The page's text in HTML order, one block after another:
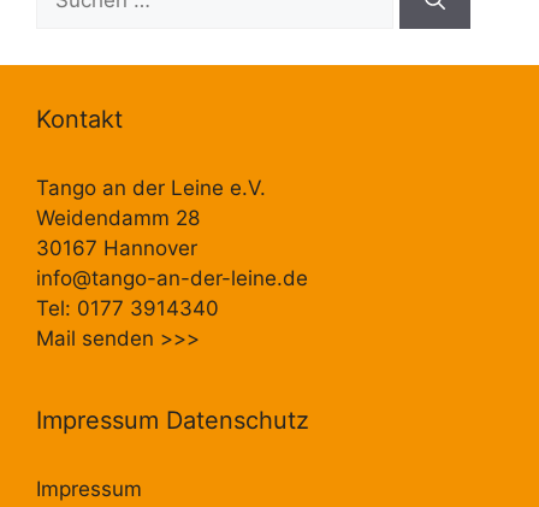
nach:
Kontakt
Tango an der Leine e.V.
Weidendamm 28
30167 Hannover
info@tango-an-der-leine.de
Tel: 0177 3914340
Mail senden >>>
Impressum Datenschutz
Impressum